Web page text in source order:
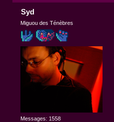
Syd
Miguou des Ténèbres
Messages: 1558